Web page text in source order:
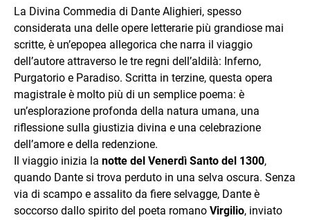
La Divina Commedia di Dante Alighieri, spesso
considerata una delle opere letterarie più grandiose mai
scritte, è un’epopea allegorica che narra il viaggio
dell’autore attraverso le tre regni dell’aldilà: Inferno,
Purgatorio e Paradiso. Scritta in terzine, questa opera
magistrale è molto più di un semplice poema: è
un’esplorazione profonda della natura umana, una
riflessione sulla giustizia divina e una celebrazione
dell’amore e della redenzione.
Il viaggio inizia la notte del Venerdì Santo del 1300,
quando Dante si trova perduto in una selva oscura. Senza
via di scampo e assalito da fiere selvagge, Dante è
soccorso dallo spirito del poeta romano Virgilio, inviato